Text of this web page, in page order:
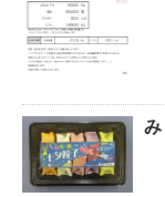
み